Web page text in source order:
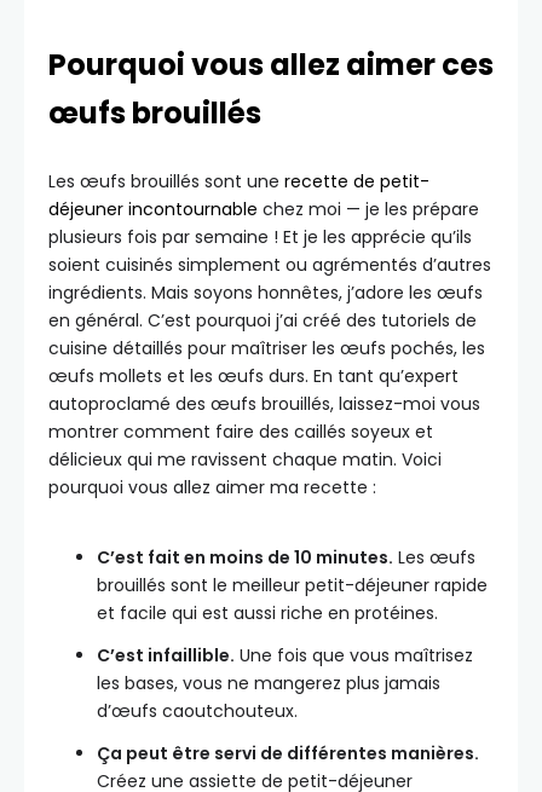
Pourquoi vous allez aimer ces
œufs brouillés
Les œufs brouillés sont une recette de petit-
déjeuner incontournable chez moi — je les prépare
plusieurs fois par semaine ! Et je les apprécie qu’ils
soient cuisinés simplement ou agrémentés d’autres
ingrédients. Mais soyons honnêtes, j’adore les œufs
en général. C’est pourquoi j’ai créé des tutoriels de
cuisine détaillés pour maîtriser les œufs pochés, les
œufs mollets et les œufs durs. En tant qu’expert
autoproclamé des œufs brouillés, laissez-moi vous
montrer comment faire des caillés soyeux et
délicieux qui me ravissent chaque matin. Voici
pourquoi vous allez aimer ma recette :
C’est fait en moins de 10 minutes. Les œufs
brouillés sont le meilleur petit-déjeuner rapide
et facile qui est aussi riche en protéines.
C’est infaillible. Une fois que vous maîtrisez
les bases, vous ne mangerez plus jamais
d’œufs caoutchouteux.
Ça peut être servi de différentes manières.
Créez une assiette de petit-déjeuner